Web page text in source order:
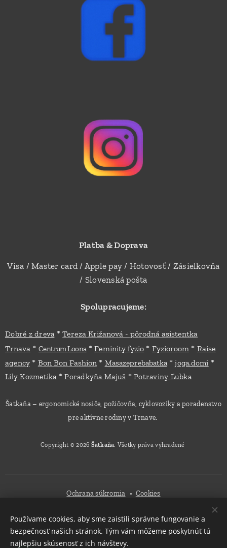
Platba & Doprava
Visa / Master card / Apple pay / Hotovosť / Zásielkovňa
/ Slovenská pošta
Spolupracujeme:
Dobré z dreva*Tereza Križanová - pôrodná asistentka
Trnava * Centrum Loona *Feminity fyzio * Fyzioroom* Raise
agency * Bon Bon Fashion* Masazeprebabatka*joga.domi *
Lily Kozmetika*Poradkyňa Majuš *Potraviny Ľubka
Šatkaňa – ergonomické nosiče, požičovňa, cyklovozíky a poradenstvo
pre aktívne rodiny v Trnave.
Copyright © 2026 Šatkaňa. Všetky práva vyhradené
Ochrana súkromia Cookies
Mena
EUR €
CZK Kč
Používame cookies, aby sme zaistili správne fungovanie a
bezpečnosť našich stránok. Tým vám môžeme poskytnúť tú
najlepšiu skúsenosť z ich návštevy.